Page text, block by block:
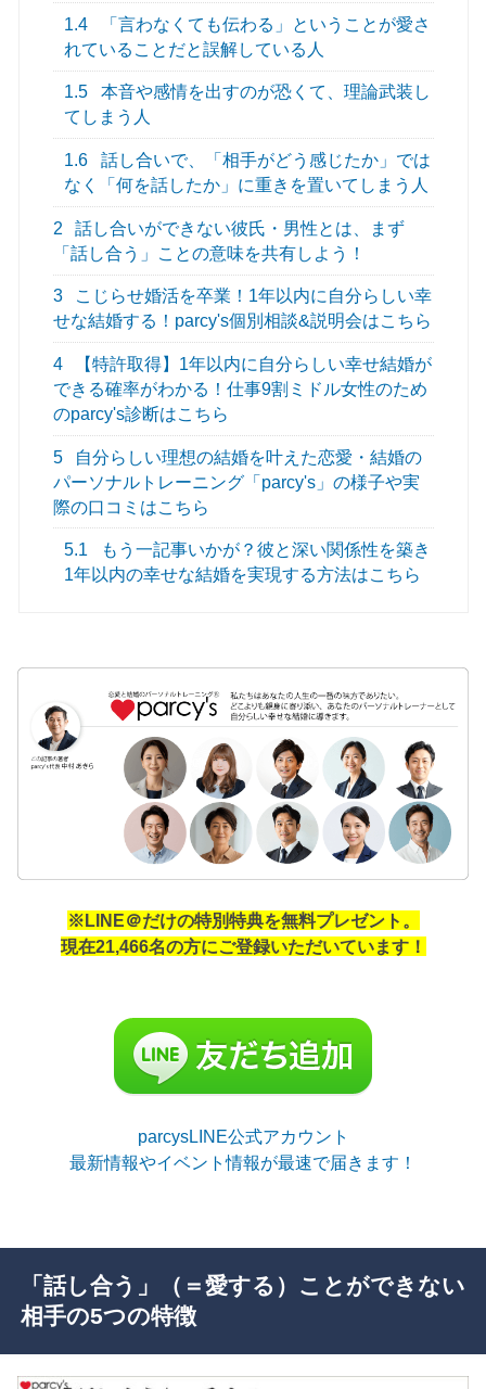
1.4
「言わなくても伝わる」ということが愛さ
れていることだと誤解している人
1.5
本音や感情を出すのが恐くて、理論武装し
てしまう人
1.6
話し合いで、「相手がどう感じたか」では
なく「何を話したか」に重きを置いてしまう人
2
話し合いができない彼氏・男性とは、まず
「話し合う」ことの意味を共有しよう！
3
こじらせ婚活を卒業！1年以内に自分らしい幸
せな結婚する！parcy's個別相談&説明会はこちら
4
【特許取得】1年以内に自分らしい幸せ結婚が
できる確率がわかる！仕事9割ミドル女性のため
のparcy's診断はこちら
5
自分らしい理想の結婚を叶えた恋愛・結婚の
パーソナルトレーニング「parcy's」の様子や実
際の口コミはこちら
5.1
もう一記事いかが？彼と深い関係性を築き
1年以内の幸せな結婚を実現する方法はこちら
※LINE＠だけの特別特典を無料プレゼント。
現在21,466名の方にご登録いただいています！
parcysLINE公式アカウント
最新情報やイベント情報が最速で届きます！
「話し合う」（＝愛する）ことができない
相手の5つの特徴